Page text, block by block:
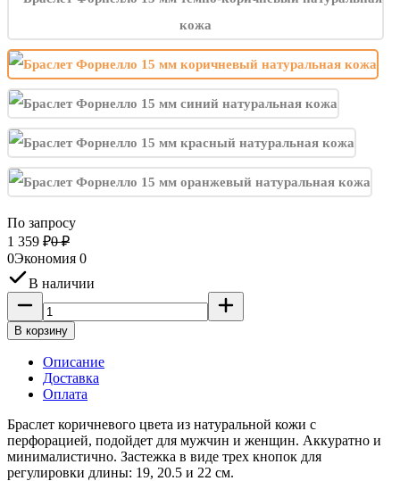
По запросу
1 359 ₽0 ₽
0Экономия 0
В наличии
В корзину
Описание
Доставка
Оплата
Браслет коричневого цвета из натуральной кожи с
перфорацией, подойдет для мужчин и женщин. Аккуратно и
минималистично. Застежка в виде трех кнопок для
регулировки длины: 19, 20.5 и 22 см.